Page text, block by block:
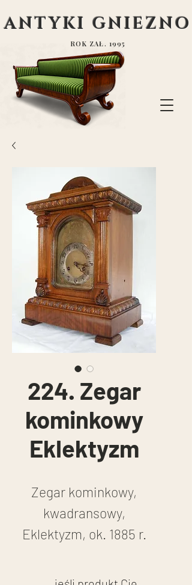
ANTYKI GNIEZNO
ROK ZAŁ. 1995
224. Zegar
kominkowy
Eklektyzm
Zegar kominkowy,
kwadransowy,
Eklektyzm, ok. 1885 r.
wys. 46 cm, szer. 30,5